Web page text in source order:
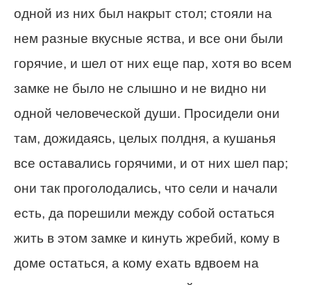
одной из них был накрыт стол; стояли на
нем разные вкусные яства, и все они были
горячие, и шел от них еще пар, хотя во всем
замке не было не слышно и не видно ни
одной человеческой души. Просидели они
там, дожидаясь, целых полдня, а кушанья
все оставались горячими, и от них шел пар;
они так проголодались, что сели и начали
есть, да порешили между собой остаться
жить в этом замке и кинуть жребий, кому в
доме остаться, а кому ехать вдвоем на